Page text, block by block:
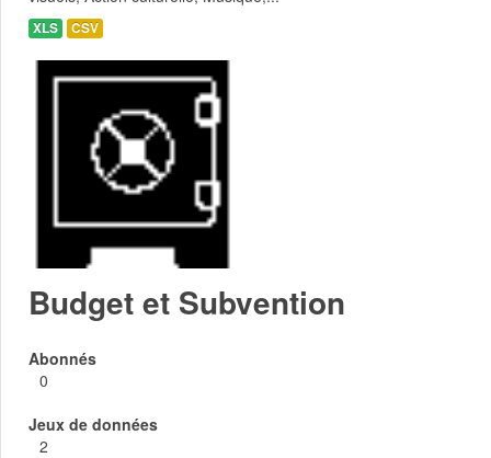
XLS CSV
Budget et Subvention
Abonnés
0
Jeux de données
2